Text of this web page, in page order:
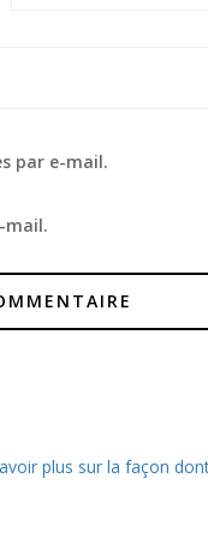
par e-mail.
mail.
plus sur la façon